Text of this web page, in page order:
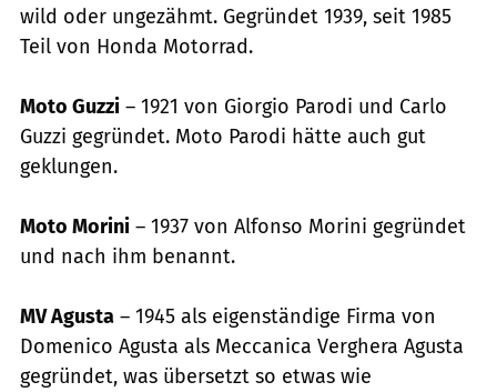
wild oder ungezähmt. Gegründet 1939, seit 1985
Teil von Honda Motorrad.
Moto Guzzi – 1921 von Giorgio Parodi und Carlo
Guzzi gegründet. Moto Parodi hätte auch gut
geklungen.
Moto Morini – 1937 von Alfonso Morini gegründet
und nach ihm benannt.
MV Agusta – 1945 als eigenständige Firma von
Domenico Agusta als Meccanica Verghera Agusta
gegründet, was übersetzt so etwas wie